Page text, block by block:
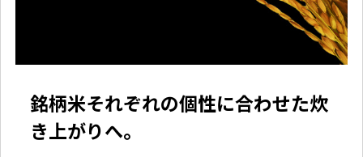
銘柄米それぞれの個性に合わせた炊
き上がりへ。